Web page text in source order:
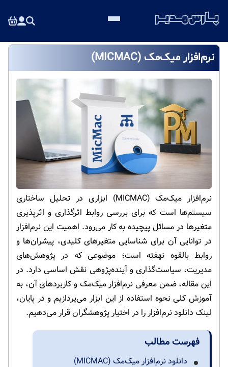
نرم‌افزار میک‌مک (MICMAC)
نرم‌افزار میک‌مک (MICMAC) ابزاری در تحلیل ساختاری
سیستم‌ها است که برای بررسی روابط اثرگذاری و اثرپذیری
متغیرها در مسائل پیچیده به کار می‌رود. اهمیت این نرم‌افزار
در توانایی آن برای شناسایی متغیرهای کلیدی، پیشران‌ها و
روابط بالقوه نهفته است؛ موضوعی که در پژوهش‌های
مدیریت، سیاست‌گذاری و آینده‌پژوهی نقش اساسی دارد. در
این مقاله، ضمن معرفی نرم‌افزار میک‌مک و کاربردهای آن، به
آموزش کلی نحوه استفاده از این ابزار می‌پردازیم و در پایان،
لینک دانلود نرم‌افزار را در اختیار پژوهشگران قرار می‌دهیم.
فهرست مطالب
دانلود نرم‌افزار میک‌مک (MICMAC)